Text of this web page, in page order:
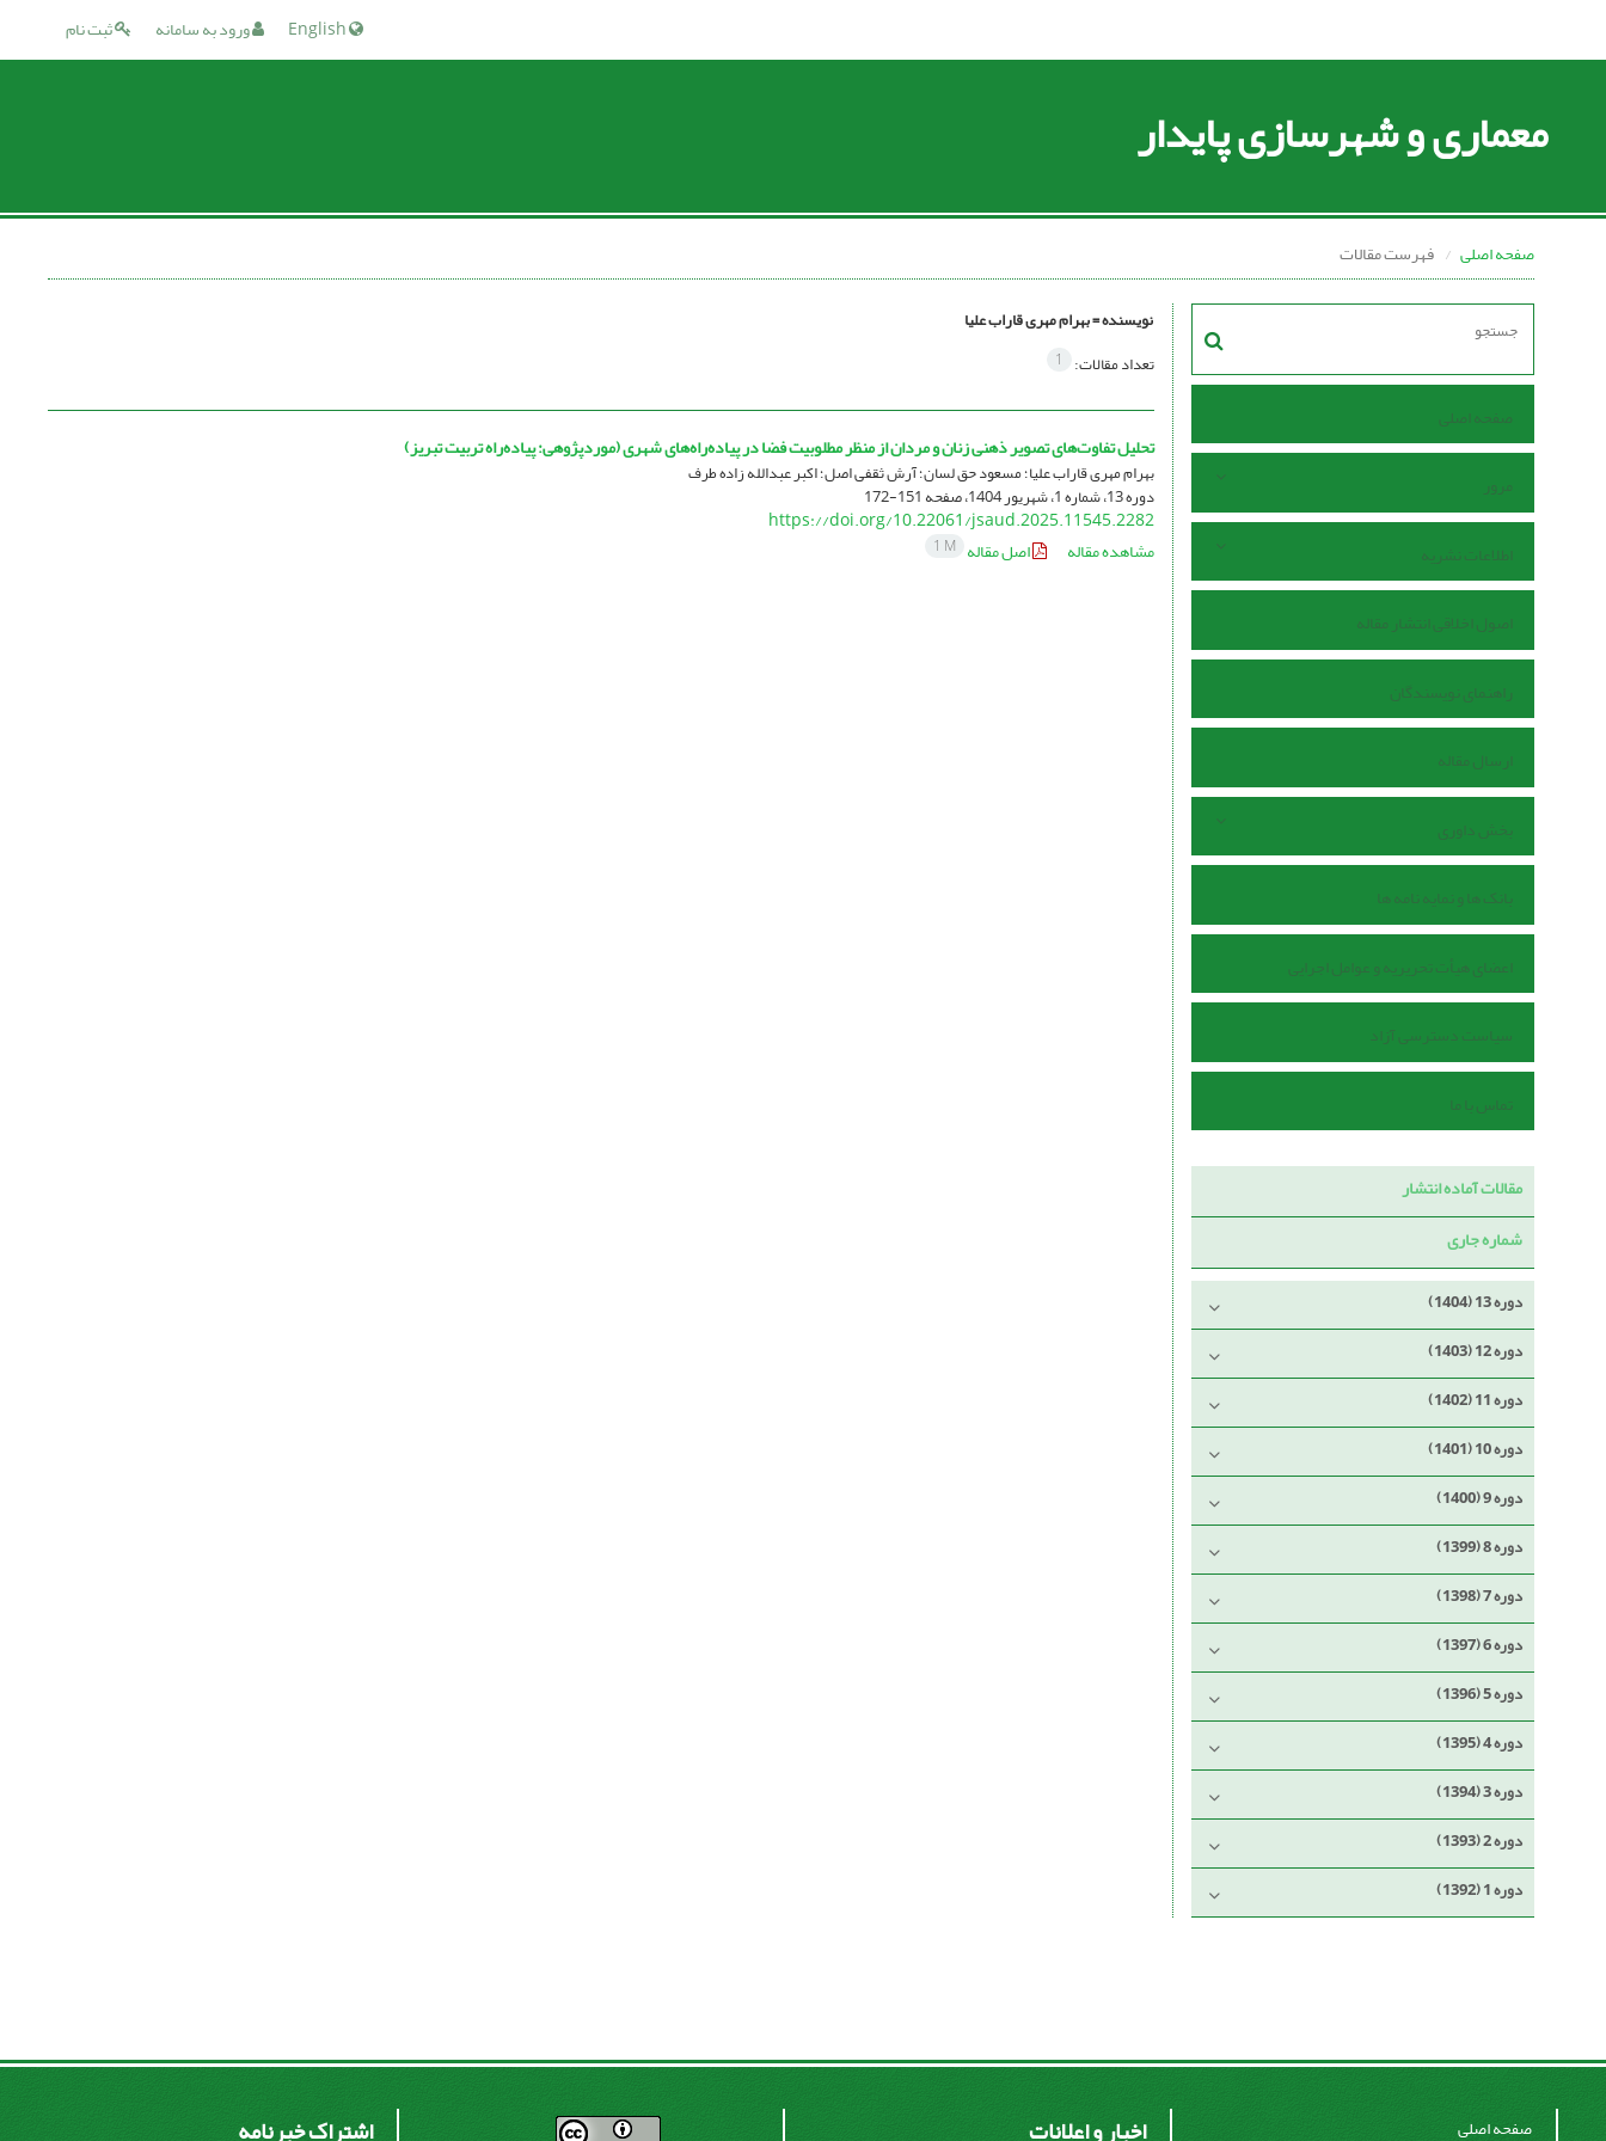
ثبت نام ورود به سامانه
معماری و شهرسازی پایدار
صفحه اصلی فهرست مقالات
صفحه اصلی
مرور
اطلاعات نشریه
اصول اخلاقی انتشار مقاله
راهنمای نویسندگان
ارسال مقاله
بخش داوری
بانک ها و نمایه نامه ها
اعضای هیأت تحریریه و عوامل اجرایی
سیاست دسترسی آزاد
تماس با ما
مقالات آماده انتشار
شماره جاری
دوره 13 (1404)
دوره 12 (1403)
دوره 11 (1402)
دوره 10 (1401)
دوره 9 (1400)
دوره 8 (1399)
دوره 7 (1398)
دوره 6 (1397)
دوره 5 (1396)
دوره 4 (1395)
دوره 3 (1394)
دوره 2 (1393)
دوره 1 (1392)
نویسنده =بهرام مهری قاراب علیا
تعداد مقالات: 1
تحلیل تفاوت‌های تصویر ذهنی زنان و مردان از منظر مطلوبیت فضا در پیاده‌راه‌های شهری (موردپژوهی: پیاده‌راه تربیت تبریز)
بهرام مهری قاراب علیا؛ مسعود حق لسان؛ آرش ثقفی اصل؛ اکبر عبدالله زاده طرف
دوره 13، شماره 1، شهریور 1404، صفحه 151-172
https://doi.org/10.22061/jsaud.2025.11545.2282
مشاهده مقاله
اصل مقاله 1 M
صفحه اصلی
اخبار و اعلانات اشتراک خبرنامه